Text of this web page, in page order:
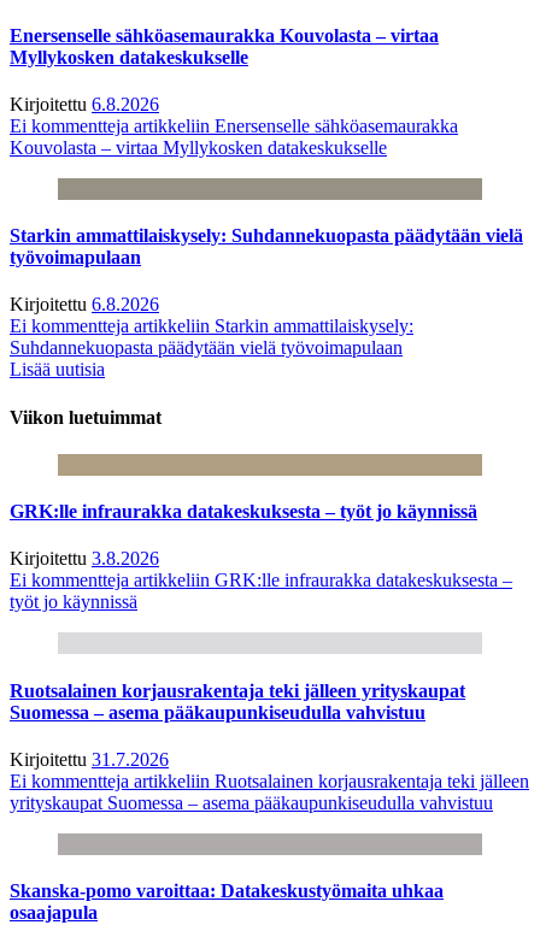
Enersenselle sähköasemaurakka Kouvolasta – virtaa
Myllykosken datakeskukselle
Kirjoitettu 6.8.2026
Ei kommentteja artikkeliin Enersenselle sähköasemaurakka
Kouvolasta – virtaa Myllykosken datakeskukselle
Starkin ammattilaiskysely: Suhdannekuopasta päädytään vielä
työvoimapulaan
Kirjoitettu 6.8.2026
Ei kommentteja artikkeliin Starkin ammattilaiskysely:
Suhdannekuopasta päädytään vielä työvoimapulaan
Lisää uutisia
Viikon luetuimmat
GRK:lle infraurakka datakeskuksesta – työt jo käynnissä
Kirjoitettu 3.8.2026
Ei kommentteja artikkeliin GRK:lle infraurakka datakeskuksesta –
työt jo käynnissä
Ruotsalainen korjausrakentaja teki jälleen yrityskaupat
Suomessa – asema pääkaupunkiseudulla vahvistuu
Kirjoitettu 31.7.2026
Ei kommentteja artikkeliin Ruotsalainen korjausrakentaja teki jälleen
yrityskaupat Suomessa – asema pääkaupunkiseudulla vahvistuu
Skanska-pomo varoittaa: Datakeskustyömaita uhkaa
osaajapula